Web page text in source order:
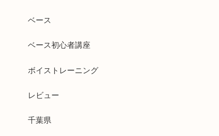
ベース
ベース初心者講座
ボイストレーニング
レビュー
千葉県